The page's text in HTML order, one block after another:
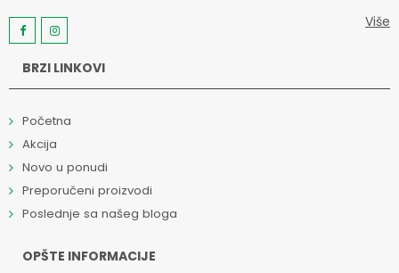
Više
BRZI LINKOVI
Početna
Akcija
Novo u ponudi
Preporučeni proizvodi
Poslednje sa našeg bloga
OPŠTE INFORMACIJE